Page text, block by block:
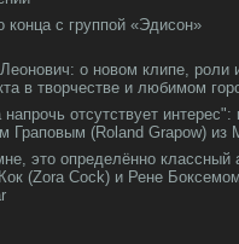
конца с группой «Эдисон»
о новом клипе, роли
в творчестве и любимом
отсутствует интерес":
Граповым (Roland Grapow) из
это определённо классный
(Zora Cock) и Рене